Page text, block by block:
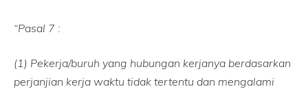
“Pasal 7 :
(1) Pekerja/buruh yang hubungan kerjanya berdasarkan
perjanjian kerja waktu tidak tertentu dan mengalami